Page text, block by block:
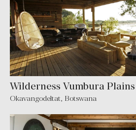
Wilderness Vumbura Plains
Okavangodeltat, Botswana